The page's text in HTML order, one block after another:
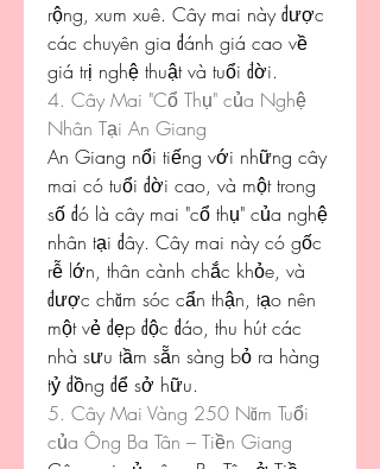
rộng, xum xuê. Cây mai này được
các chuyên gia đánh giá cao về
giá trị nghệ thuật và tuổi đời.
4. Cây Mai "Cổ Thụ" của Nghệ
Nhân Tại An Giang
An Giang nổi tiếng với những cây
mai có tuổi đời cao, và một trong
số đó là cây mai "cổ thụ" của nghệ
nhân tại đây. Cây mai này có gốc
rễ lớn, thân cành chắc khỏe, và
được chăm sóc cẩn thận, tạo nên
một vẻ đẹp độc đáo, thu hút các
nhà sưu tầm sẵn sàng bỏ ra hàng
tỷ đồng để sở hữu.
5. Cây Mai Vàng 250 Năm Tuổi
của Ông Ba Tân – Tiền Giang